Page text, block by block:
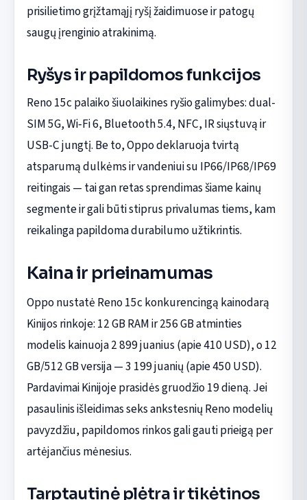
prisilietimo grįžtamąjį ryšį žaidimuose ir patogų
saugų įrenginio atrakinimą.
Ryšys ir papildomos funkcijos
Reno 15c palaiko šiuolaikines ryšio galimybes: dual-
SIM 5G, Wi‑Fi 6, Bluetooth 5.4, NFC, IR siųstuvą ir
USB-C jungtį. Be to, Oppo deklaruoja tvirtą
atsparumą dulkėms ir vandeniui su IP66/IP68/IP69
reitingais — tai gan retas sprendimas šiame kainų
segmente ir gali būti stiprus privalumas tiems, kam
reikalinga papildoma durabilumo užtikrintis.
Kaina ir prieinamumas
Oppo nustatė Reno 15c konkurencingą kainodarą
Kinijos rinkoje: 12 GB RAM ir 256 GB atminties
modelis kainuoja 2 899 juanius (apie 410 USD), o 12
GB/512 GB versija — 3 199 juanių (apie 450 USD).
Pardavimai Kinijoje prasidės gruodžio 19 dieną. Jei
pasaulinis išleidimas seks ankstesnių Reno modelių
pavyzdžiu, papildomos rinkos gali gauti prieigą per
artėjančius mėnesius.
Tarptautinė plėtra ir tikėtinos